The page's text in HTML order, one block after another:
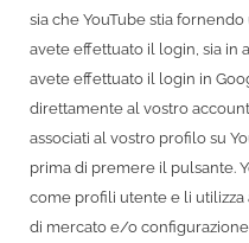
sia che YouTube stia
avete effettuato il login, sia in
avete effettuato il login in
direttamente al vostro
associati al vostro profilo su
prima di premere il pulsante.
come profili utente e li
di mercato e/o